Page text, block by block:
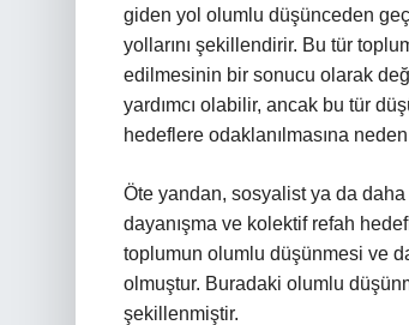
giden yol olumlu düşünceden
yollarını şekillendirir. Bu tür
edilmesinin bir sonucu olarak
yardımcı olabilir, ancak bu tür
hedeflere odaklanılmasına
Öte yandan, sosyalist ya da
dayanışma ve kolektif refah
toplumun olumlu düşünmesi ve
olmuştur. Buradaki olumlu
şekillenmiştir.